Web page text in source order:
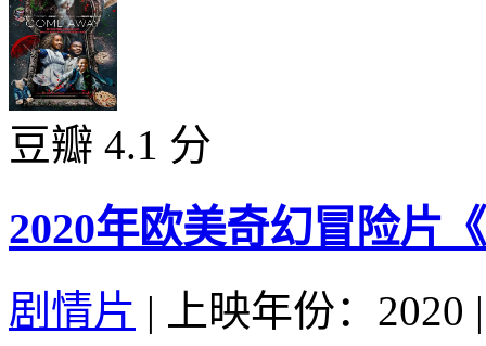
豆瓣 4.1 分
2020年欧美奇幻冒险片
剧情片 | 上映年份：2020 |